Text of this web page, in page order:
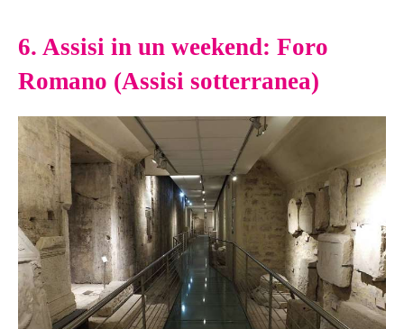
6. Assisi in un weekend: Foro
Romano (Assisi sotterranea)